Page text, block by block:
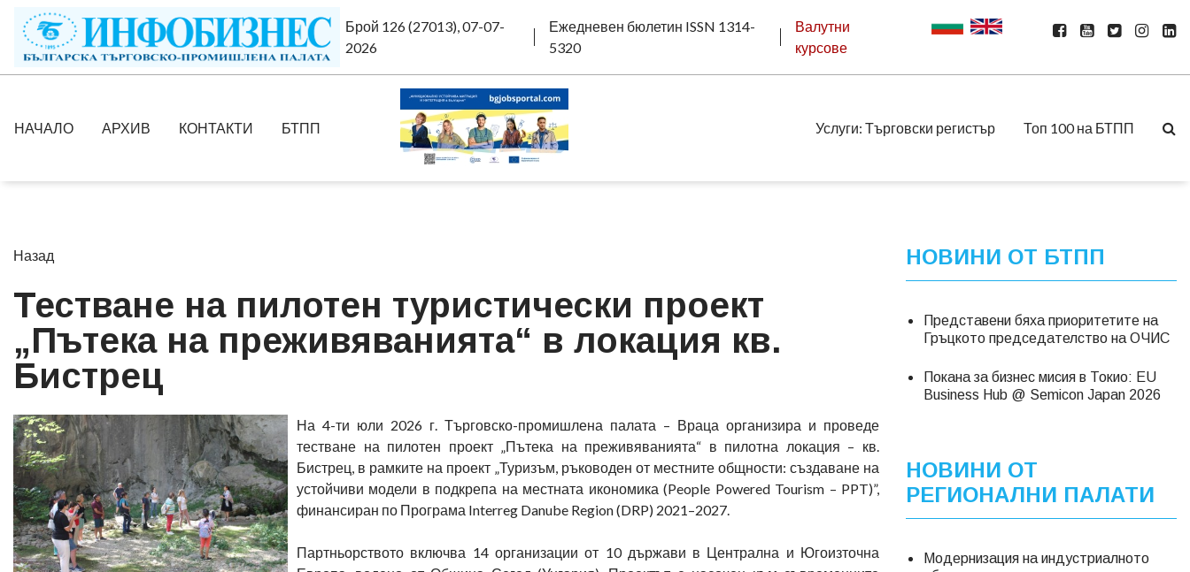
Брой 126 (27013), 07-07-
2026
Ежедневен бюлетин ISSN 1314-
5320
Валутни
курсове
НАЧАЛО АРХИВ КОНТАКТИ БТПП Услуги: Търговски регистър Топ 100 на БТПП
Назад
Тестване на пилотен туристически проект
„Пътека на преживяванията“ в локация кв.
Бистрец
На 4-ти юли 2026 г. Търговско-промишлена палата – Враца организира и проведе
тестване на пилотен проект „Пътека на преживяванията“ в пилотна локация – кв.
Бистрец, в рамките на проект „Туризъм, ръководен от местните общности: създаване на
устойчиви модели в подкрепа на местната икономика (People Powered Tourism – PPT)”,
финансиран по Програма Interreg Danube Region (DRP) 2021–2027.
Партньорството включва 14 организации от 10 държави в Централна и Югоизточна
НОВИНИ ОТ БТПП
Представени бяха приоритетите на
Гръцкото председателство на ОЧИС
Покана за бизнес мисия в Токио: EU
Business Hub @ Semicon Japan 2026
НОВИНИ ОТ
РЕГИОНАЛНИ ПАЛАТИ
Модернизация на индустриалното